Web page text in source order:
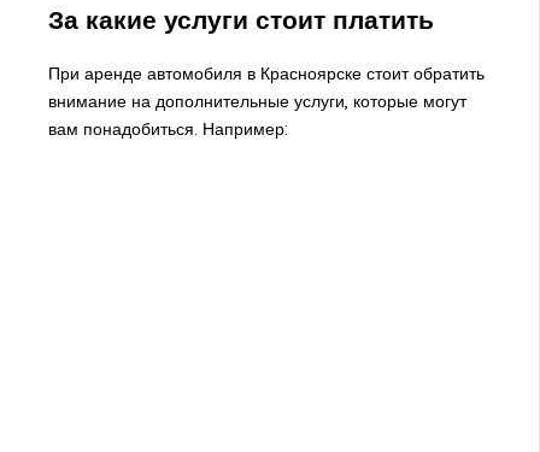
За какие услуги стоит платить
При аренде автомобиля в Красноярске стоит обратить
внимание на дополнительные услуги, которые могут
вам понадобиться. Например: